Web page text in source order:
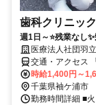
歯科クリニッ
週1日～⭐残業なし
医療法人社団羽
交通・アクセス
ぞみ野中央」バ
時給1,400円～
千葉県袖ケ浦市
勤務時間詳細 ■